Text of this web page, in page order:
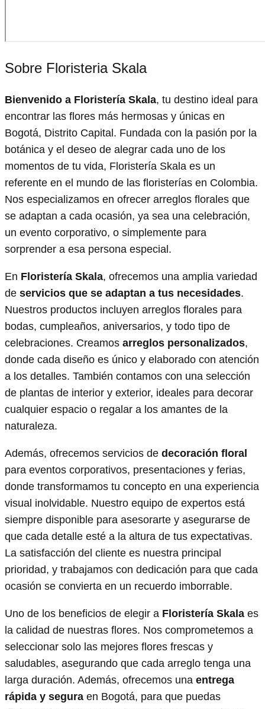
Sobre Floristeria Skala
Bienvenido a Floristería Skala, tu destino ideal para
encontrar las flores más hermosas y únicas en
Bogotá, Distrito Capital. Fundada con la pasión por la
botánica y el deseo de alegrar cada uno de los
momentos de tu vida, Floristería Skala es un
referente en el mundo de las floristerías en Colombia.
Nos especializamos en ofrecer arreglos florales que
se adaptan a cada ocasión, ya sea una celebración,
un evento corporativo, o simplemente para
sorprender a esa persona especial.
En Floristería Skala, ofrecemos una amplia variedad
de servicios que se adaptan a tus necesidades.
Nuestros productos incluyen arreglos florales para
bodas, cumpleaños, aniversarios, y todo tipo de
celebraciones. Creamos arreglos personalizados,
donde cada diseño es único y elaborado con atención
a los detalles. También contamos con una selección
de plantas de interior y exterior, ideales para decorar
cualquier espacio o regalar a los amantes de la
naturaleza.
Además, ofrecemos servicios de decoración floral
para eventos corporativos, presentaciones y ferias,
donde transformamos tu concepto en una experiencia
visual inolvidable. Nuestro equipo de expertos está
siempre disponible para asesorarte y asegurarse de
que cada detalle esté a la altura de tus expectativas.
La satisfacción del cliente es nuestra principal
prioridad, y trabajamos con dedicación para que cada
ocasión se convierta en un recuerdo imborrable.
Uno de los beneficios de elegir a Floristería Skala es
la calidad de nuestras flores. Nos comprometemos a
seleccionar solo las mejores flores frescas y
saludables, asegurando que cada arreglo tenga una
larga duración. Además, ofrecemos una entrega
rápida y segura en Bogotá, para que puedas